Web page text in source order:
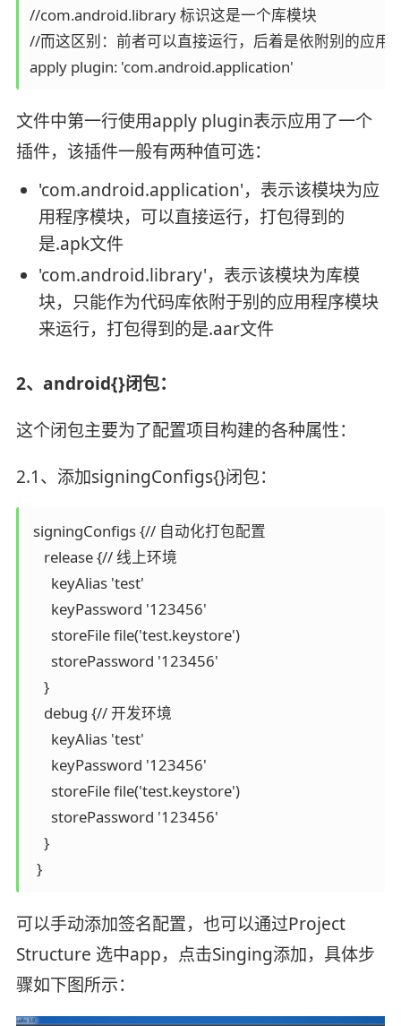
//com.android.library 标识这是一个库模块
//而这区别：前者可以直接运行，后着是依附别的应用
apply plugin: 'com.android.application'
文件中第一行使用apply plugin表示应用了一个
插件，该插件一般有两种值可选：
'com.android.application'，表示该模块为应
用程序模块，可以直接运行，打包得到的
是.apk文件
'com.android.library'，表示该模块为库模
块，只能作为代码库依附于别的应用程序模块
来运行，打包得到的是.aar文件
2、android{}闭包：
这个闭包主要为了配置项目构建的各种属性：
2.1、添加signingConfigs{}闭包：
signingConfigs {// 自动化打包配置
    release {// 线上环境
      keyAlias 'test'
      keyPassword '123456'
      storeFile file('test.keystore')
      storePassword '123456'
    }
    debug {// 开发环境
      keyAlias 'test'
      keyPassword '123456'
      storeFile file('test.keystore')
      storePassword '123456'
    }
  }
可以手动添加签名配置，也可以通过Project
Structure 选中app，点击Singing添加，具体步
骤如下图所示：